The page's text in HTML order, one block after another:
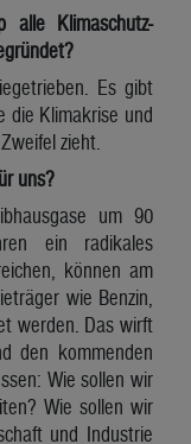
alle Klimaschutz-
Es gibt
die Klimakrise und
zieht.
uns?
um 90
ein radikales
können am
wie Benzin,
werden. Das wirft
den kommenden
Wie sollen wir
Wie sollen wir
und Industrie